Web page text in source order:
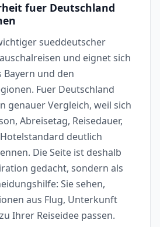
fuer Deutschland
sueddeutscher
und eignet sich
Bayern und den
Fuer Deutschland
genauer Vergleich, weil sich
Abreisetag, Reisedauer,
deutlich
Die Seite ist deshalb
gedacht, sondern als
Sie sehen,
aus Flug, Unterkunft
Ihrer Reiseidee passen.